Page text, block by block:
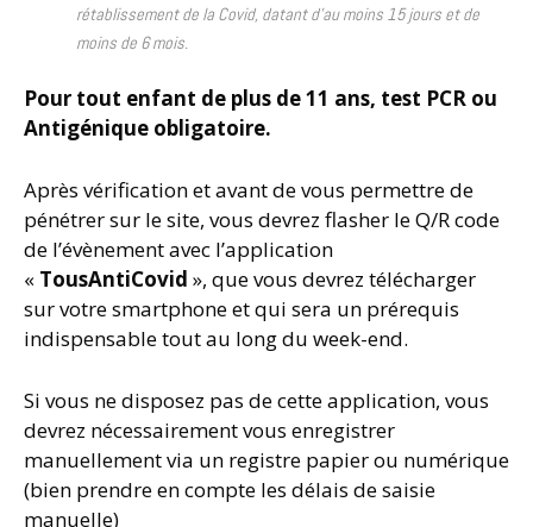
rétablissement de la Covid, datant d’au moins 15 jours et de
moins de 6 mois.
Pour tout enfant de plus de 11 ans, test PCR ou
Antigénique obligatoire.
Après vérification et avant de vous permettre de
pénétrer sur le site, vous devrez flasher le Q/R code
de l’évènement avec l’application
« TousAntiCovid », que vous devrez télécharger
sur votre smartphone et qui sera un prérequis
indispensable tout au long du week-end.
Si vous ne disposez pas de cette application, vous
devrez nécessairement vous enregistrer
manuellement via un registre papier ou numérique
(bien prendre en compte les délais de saisie
manuelle)